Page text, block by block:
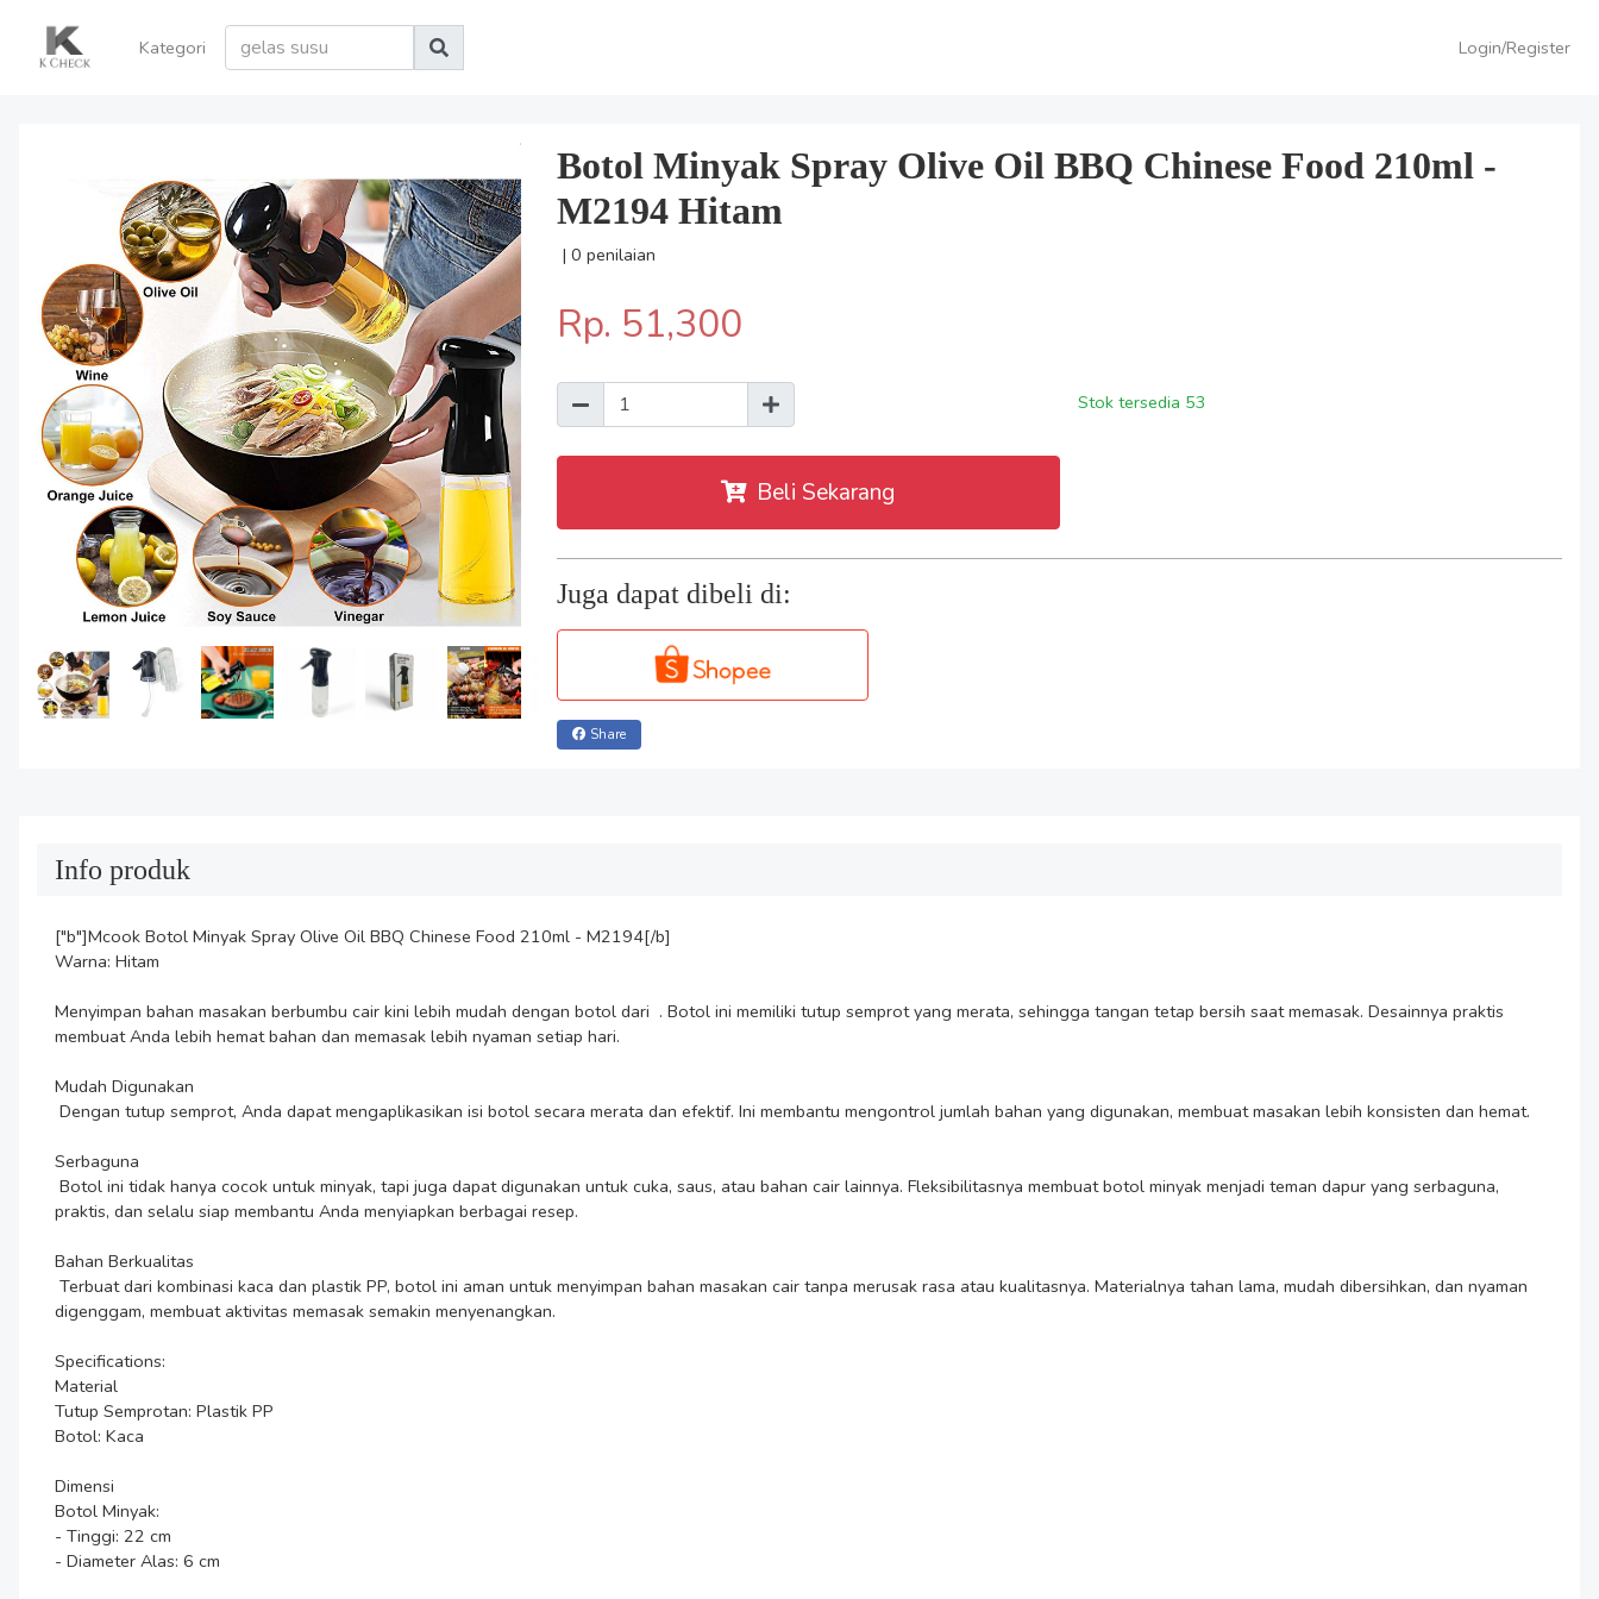
Kategori Login/Register
Botol Minyak Spray Olive Oil BBQ Chinese Food 210ml -
M2194 Hitam
| 0 penilaian
Rp. 51,300
Stok tersedia 53
Beli Sekarang
Juga dapat dibeli di:
Share
Info produk
["b"]Mcook Botol Minyak Spray Olive Oil BBQ Chinese Food 210ml - M2194[/b]
Warna: Hitam
Menyimpan bahan masakan berbumbu cair kini lebih mudah dengan botol dari  . Botol ini memiliki tutup semprot yang merata, sehingga tangan tetap bersih saat memasak. Desainnya praktis
membuat Anda lebih hemat bahan dan memasak lebih nyaman setiap hari.
Mudah Digunakan
Serbaguna
praktis, dan selalu siap membantu Anda menyiapkan berbagai resep.
Bahan Berkualitas
digenggam, membuat aktivitas memasak semakin menyenangkan.
Specifications:
Material
Tutup Semprotan: Plastik PP
Botol: Kaca
Dimensi
Botol Minyak:
- Tinggi: 22 cm
- Diameter Alas: 6 cm